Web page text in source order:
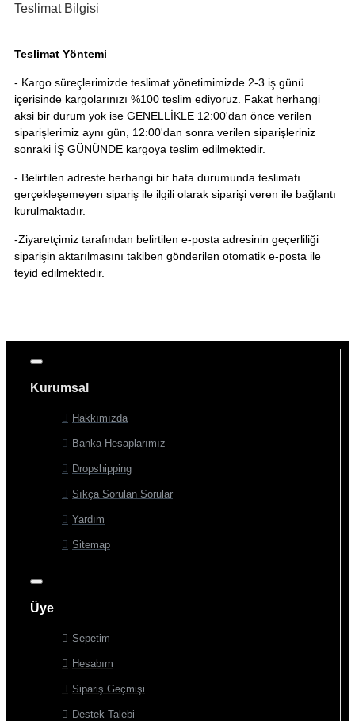
Teslimat Bilgisi
Teslimat Yöntemi
- Kargo süreçlerimizde teslimat yönetimimizde 2-3 iş günü
içerisinde kargolarınızı %100 teslim ediyoruz. Fakat herhangi
aksi bir durum yok ise GENELLİKLE 12:00'dan önce verilen
siparişlerimiz aynı gün, 12:00'dan sonra verilen siparişleriniz
sonraki İŞ GÜNÜNDE kargoya teslim edilmektedir.
- Belirtilen adreste herhangi bir hata durumunda teslimatı
gerçekleşemeyen sipariş ile ilgili olarak siparişi veren ile bağlantı
kurulmaktadır.
-Ziyaretçimiz tarafından belirtilen e-posta adresinin geçerliliği
siparişin aktarılmasını takiben gönderilen otomatik e-posta ile
teyid edilmektedir.
Kurumsal
Hakkımızda
Banka Hesaplarımız
Dropshipping
Sıkça Sorulan Sorular
Yardım
Sitemap
Üye
Sepetim
Hesabım
Sipariş Geçmişi
Destek Talebi